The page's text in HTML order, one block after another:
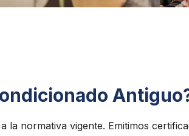
la normativa vigente. Emitimos